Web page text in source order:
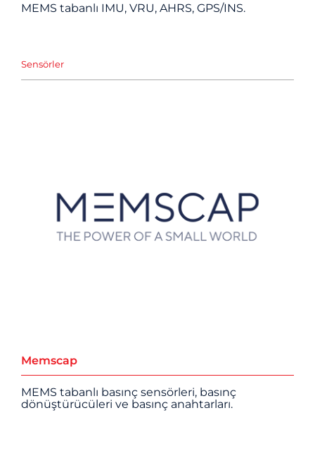
MEMS tabanlı IMU, VRU, AHRS, GPS/INS.
Sensörler
Memscap
MEMS tabanlı basınç sensörleri, basınç
dönüştürücüleri ve basınç anahtarları.